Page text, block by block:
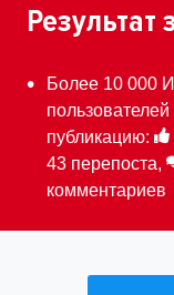
Результат
Более 10 000
публикацию:
43 перепоста,
комментариев